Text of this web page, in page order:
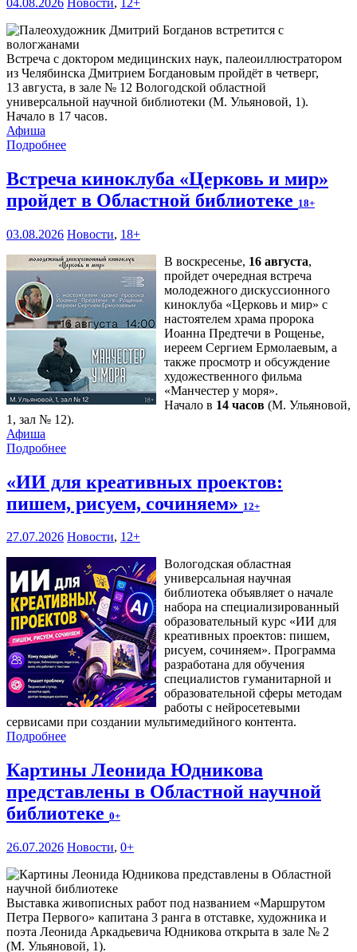
Встреча с доктором медицинских наук, палеоиллюстратором
из Челябинска Дмитрием Богдановым пройдёт в четверг,
13 августа, в зале № 12 Вологодской областной
универсальной научной библиотеки (М. Ульяновой, 1).
Начало в 17 часов.
Афиша
Подробнее
Встреча киноклуба «Церковь и мир»
пройдет в Областной библиотеке 18+
03.08.2026 Новости, 18+
В воскресенье, 16 августа,
пройдет очередная встреча
молодежного дискуссионного
киноклуба «Церковь и мир» с
настоятелем храма пророка
Иоанна Предтечи в Рощенье,
иереем Сергием Ермолаевым, а
также просмотр и обсуждение
художественного фильма
«Манчестер у моря».
Начало в 14 часов (М. Ульяновой,
1, зал № 12).
Афиша
Подробнее
«ИИ для креативных проектов:
пишем, рисуем, сочиняем» 12+
27.07.2026 Новости, 12+
Вологодская областная
универсальная научная
библиотека объявляет о начале
набора на специализированный
образовательный курс «ИИ для
креативных проектов: пишем,
рисуем, сочиняем». Программа
разработана для обучения
специалистов гуманитарной и
образовательной сферы методам
работы с нейросетевыми
сервисами при создании мультимедийного контента.
Подробнее
Картины Леонида Юдникова
представлены в Областной научной
библиотеке 0+
26.07.2026 Новости, 0+
Выставка живописных работ под названием «Маршрутом
Петра Первого» капитана 3 ранга в отставке, художника и
поэта Леонида Аркадьевича Юдникова открыта в зале № 2
(М. Ульяновой, 1).